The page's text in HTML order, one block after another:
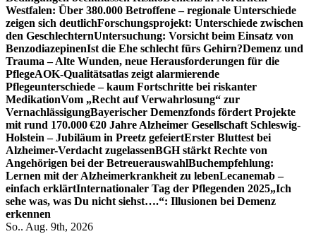
Westfalen: Über 380.000 Betroffene – regionale Unterschiede
zeigen sich deutlichForschungsprojekt: Unterschiede zwischen
den GeschlechternUntersuchung: Vorsicht beim Einsatz von
BenzodiazepinenIst die Ehe schlecht fürs Gehirn?Demenz und
Trauma – Alte Wunden, neue Herausforderungen für die
PflegeAOK-Qualitätsatlas zeigt alarmierende
Pflegeunterschiede – kaum Fortschritte bei riskanter
MedikationVom „Recht auf Verwahrlosung“ zur
VernachlässigungBayerischer Demenzfonds fördert Projekte
mit rund 170.000 €20 Jahre Alzheimer Gesellschaft Schleswig-
Holstein – Jubiläum in Preetz gefeiertErster Bluttest bei
Alzheimer-Verdacht zugelassenBGH stärkt Rechte von
Angehörigen bei der BetreuerauswahlBuchempfehlung:
Lernen mit der Alzheimerkrankheit zu lebenLecanemab –
einfach erklärtInternationaler Tag der Pflegenden 2025„Ich
sehe was, was Du nicht siehst….“: Illusionen bei Demenz
erkennen
So.. Aug. 9th, 2026